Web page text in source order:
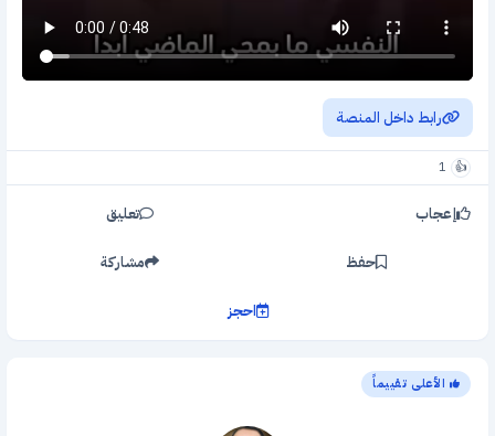
رابط داخل المنصة
👍
1
إعجاب تعليق
حفظ مشاركة
احجز
الأعلى تقييماً